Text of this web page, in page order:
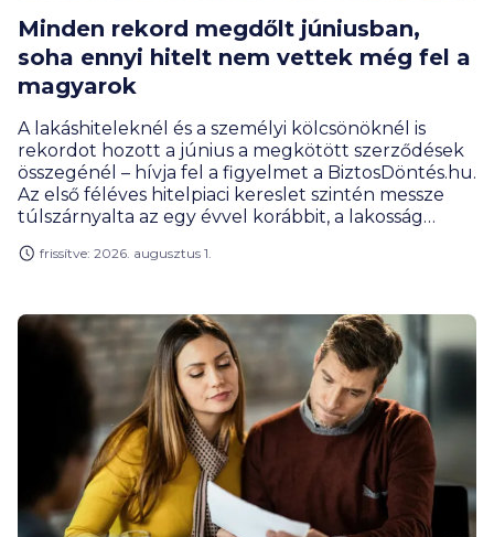
Minden rekord megdőlt júniusban,
soha ennyi hitelt nem vettek még fel a
magyarok
A lakáshiteleknél és a személyi kölcsönöknél is
rekordot hozott a június a megkötött szerződések
összegénél – hívja fel a figyelmet a BiztosDöntés.hu.
Az első féléves hitelpiaci kereslet szintén messze
túlszárnyalta az egy évvel korábbit, a lakosság
milliárd forint közelében mozog.
frissítve: 2026. augusztus 1.